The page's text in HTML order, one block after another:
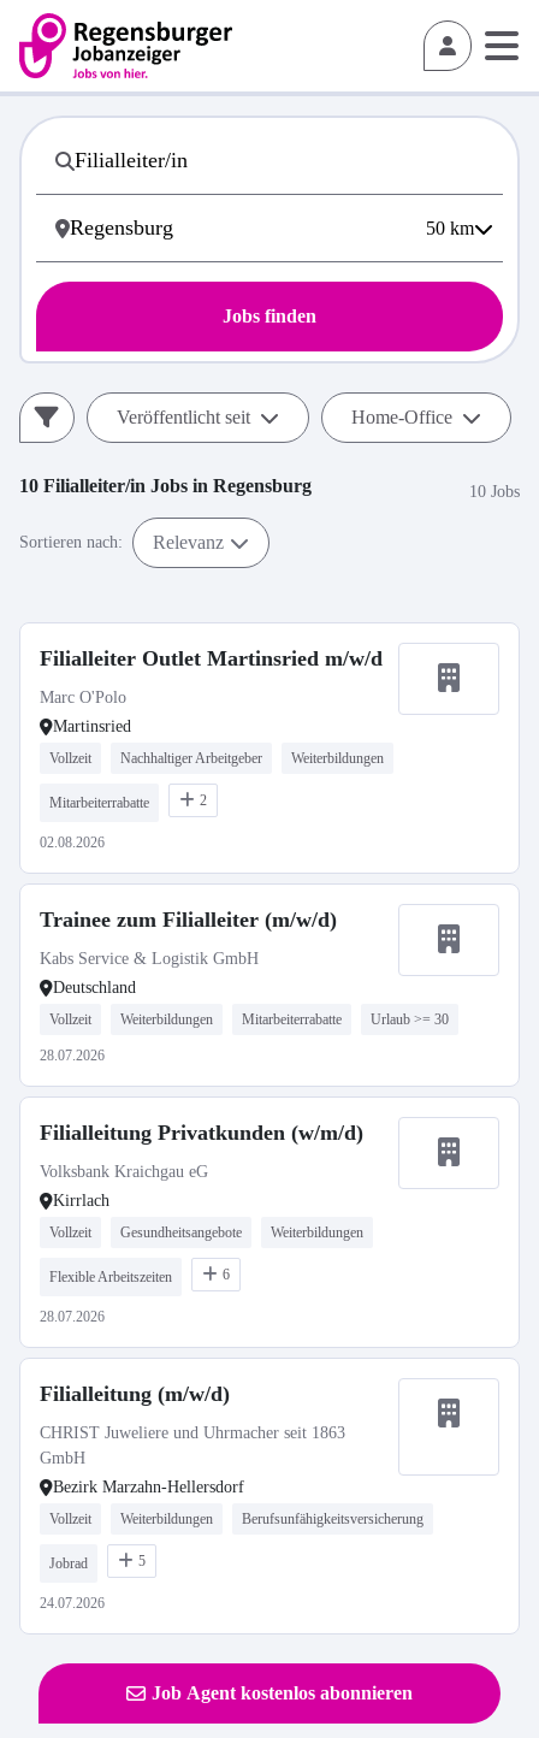
50 km
Jobs finden
Veröffentlicht seit Home-Office
10 Filialleiter/in Jobs in Regensburg 10 Jobs
Sortieren nach: Relevanz
Filialleiter Outlet Martinsried m/w/d
Marc O'Polo
Martinsried
Vollzeit Nachhaltiger Arbeitgeber Weiterbildungen
Mitarbeiterrabatte 2
02.08.2026
Trainee zum Filialleiter (m/w/d)
Kabs Service & Logistik GmbH
Deutschland
Vollzeit Weiterbildungen Mitarbeiterrabatte Urlaub >= 30
28.07.2026
Filialleitung Privatkunden (w/m/d)
Volksbank Kraichgau eG
Kirrlach
Vollzeit Gesundheitsangebote Weiterbildungen
Flexible Arbeitszeiten 6
28.07.2026
Filialleitung (m/w/d)
CHRIST Juweliere und Uhrmacher seit 1863
GmbH
Bezirk Marzahn-Hellersdorf
Vollzeit Weiterbildungen Berufsunfähigkeitsversicherung
Jobrad 5
24.07.2026
Job Agent kostenlos abonnieren